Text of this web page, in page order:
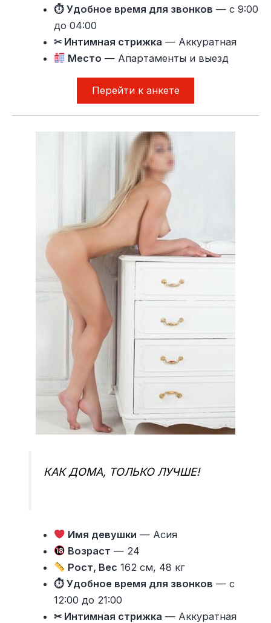
⏱ Удобное время для звонков — с 9:00
до 04:00
✂ Интимная стрижка — Аккуратная
Место — Апартаменты и выезд
Перейти к анкете
КАК ДОМА, ТОЛЬКО ЛУЧШЕ!
Имя девушки — Асия
Возраст — 24
Рост, Вес 162 см, 48 кг
⏱ Удобное время для звонков — с
12:00 до 21:00
✂ Интимная стрижка — Аккуратная